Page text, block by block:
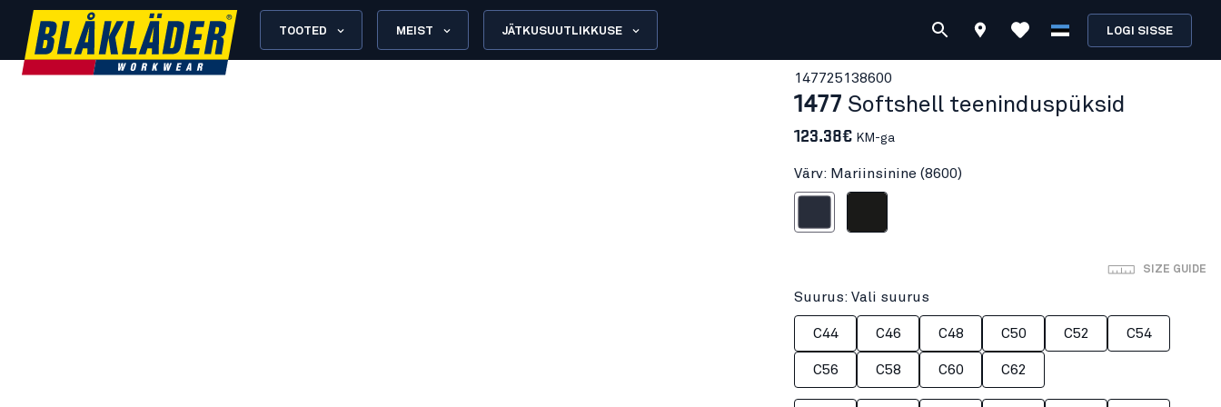
TOOTED MEIST JÄTKUSUUTLIKKUSE LOGI SISSE
147725138600
1477 Softshell teeninduspüksid
123.38€ KM-ga
Värv: Mariinsinine (8600)
SIZE GUIDE
Suurus: Vali suurus
C44 C46 C48 C50 C52 C54
C56 C58 C60 C62